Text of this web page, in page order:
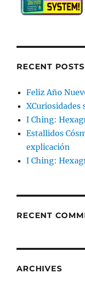
RECENT POSTS
Feliz Año
XCuriosidades
I Ching:
Estallidos
explicación
I Ching:
RECENT
ARCHIVES